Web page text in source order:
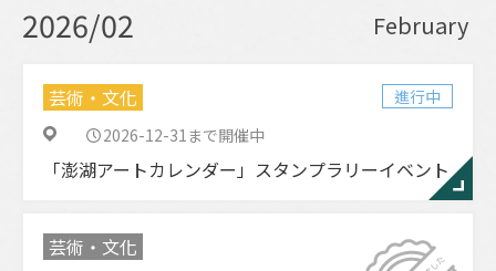
2026/02 February
芸術・文化
進行中
2026-12-31まで開催中
「澎湖アートカレンダー」スタンプラリーイベント
芸術・文化